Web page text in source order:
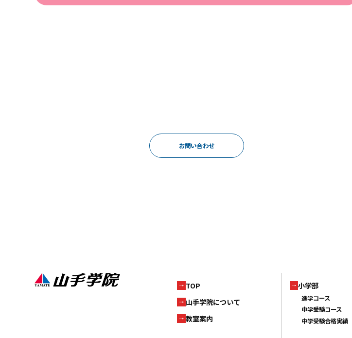
お問い合わせ
TOP
山手学院について
教室案内
小学部
進学コース
中学受験コース
中学受験合格実績